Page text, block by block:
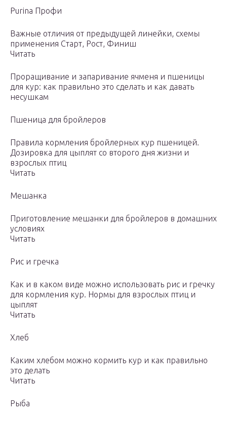
Purina Профи
Важные отличия от предыдущей линейки, схемы
применения Старт, Рост, Финиш
Читать
Проращивание и запаривание ячменя и пшеницы
для кур: как правильно это сделать и как давать
несушкам
Пшеница для бройлеров
Правила кормления бройлерных кур пшеницей.
Дозировка для цыплят со второго дня жизни и
взрослых птиц
Читать
Мешанка
Приготовление мешанки для бройлеров в домашних
условиях
Читать
Рис и гречка
Как и в каком виде можно использовать рис и гречку
для кормления кур. Нормы для взрослых птиц и
цыплят
Читать
Хлеб
Каким хлебом можно кормить кур и как правильно
это делать
Читать
Рыба